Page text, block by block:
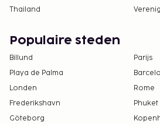
Thailand
Populaire steden
Billund
Parijs
Playa de Palma
Londen
Rome
Frederikshavn
Phuket
Göteborg